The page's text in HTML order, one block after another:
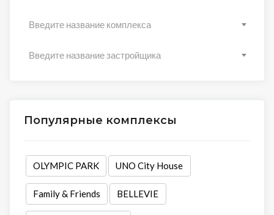
Введите название комплекса
Введите название застройщика
Популярные комплексы
OLYMPIC PARK UNO City House
Family & Friends BELLEVIE